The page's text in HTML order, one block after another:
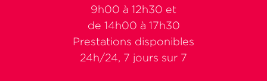
9h00 à 12h30 et
de 14h00 à 17h30
Prestations disponibles
24h/24, 7 jours sur 7